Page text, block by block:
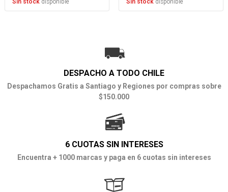
DESPACHO A TODO CHILE
Despachamos Gratis a Santiago y Regiones por compras sobre
$150.000
6 CUOTAS SIN INTERESES
Encuentra + 1000 marcas y paga en 6 cuotas sin intereses